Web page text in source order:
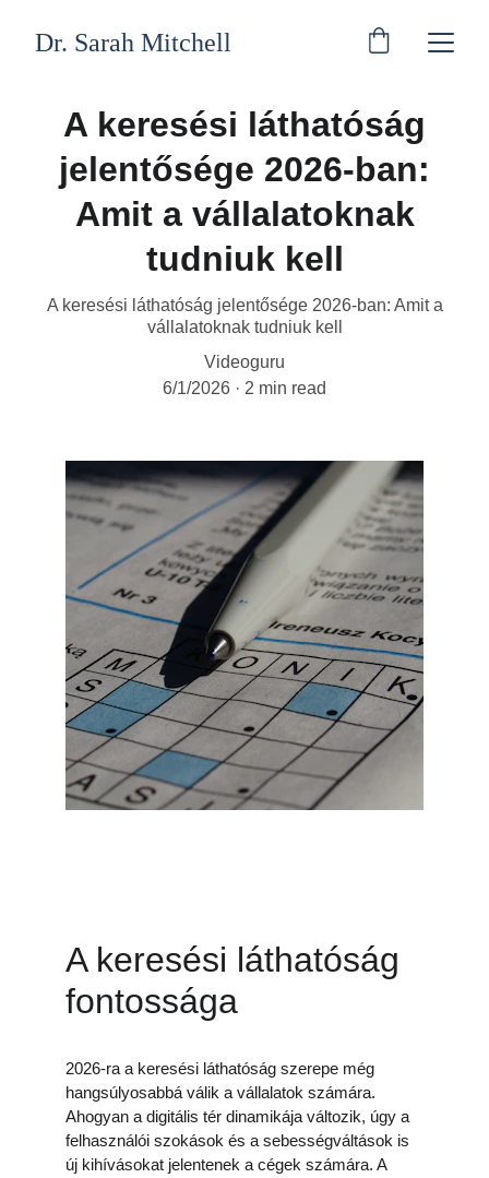
Dr. Sarah Mitchell
A keresési láthatóság
jelentősége 2026-ban:
Amit a vállalatoknak
tudniuk kell
A keresési láthatóság jelentősége 2026-ban: Amit a
vállalatoknak tudniuk kell
Videoguru
6/1/2026
2 min read
A keresési láthatóság
fontossága
2026-ra a keresési láthatóság szerepe még
hangsúlyosabbá válik a vállalatok számára.
Ahogyan a digitális tér dinamikája változik, úgy a
felhasználói szokások és a sebességváltások is
új kihívásokat jelentenek a cégek számára. A